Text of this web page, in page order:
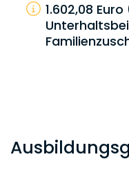
1.602,08